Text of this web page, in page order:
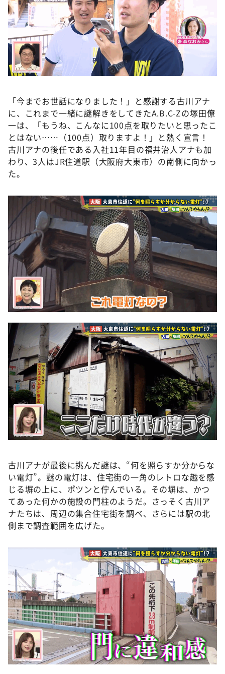
「今までお世話になりました！」と感謝する古川アナ
に、これまで一緒に謎解きをしてきたA.B.C-Zの塚田僚
一は、「もうね、こんなに100点を取りたいと思ったこ
とはない……（100点）取りますよ！」と熱く宣言！
古川アナの後任である入社11年目の福井治人アナも加
わり、3人はJR住道駅（大阪府大東市）の南側に向かっ
た。
古川アナが最後に挑んだ謎は、“何を照らすか分からな
い電灯”。謎の電灯は、住宅街の一角のレトロな趣を感
じる塀の上に、ポツンと佇んでいる。その塀は、かつ
てあった何かの施設の門柱のようだ。さっそく古川ア
ナたちは、周辺の集合住宅街を調べ、さらには駅の北
側まで調査範囲を広げた。